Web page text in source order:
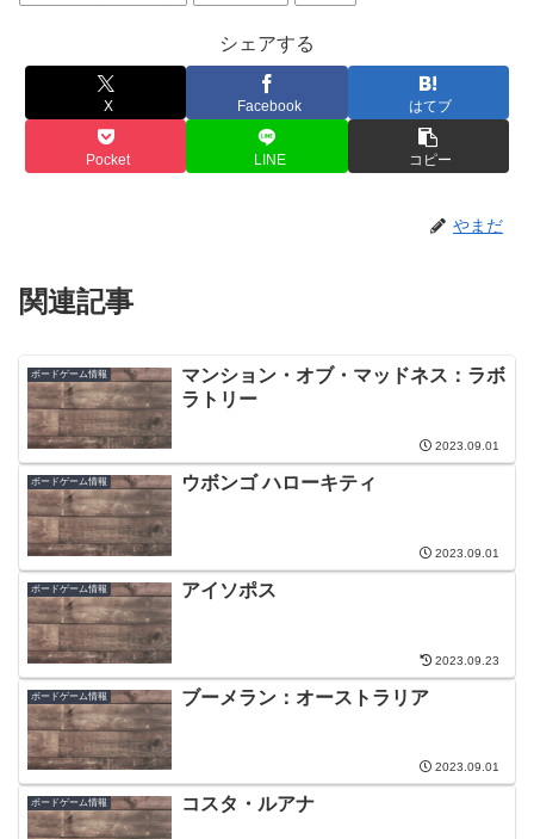
シェアする
X Facebook はてブ
Pocket LINE コピー
やまだ
関連記事
ボードゲーム情報
マンション・オブ・マッドネス：ラボ
ラトリー
2023.09.01
ボードゲーム情報 ウボンゴ ハローキティ
2023.09.01
ボードゲーム情報 アイソポス
2023.09.23
ボードゲーム情報 ブーメラン：オーストラリア
2023.09.01
ボードゲーム情報 コスタ・ルアナ